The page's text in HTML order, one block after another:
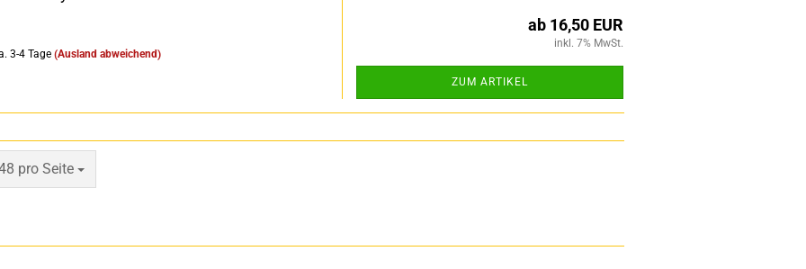
3-4 Tage (Ausland abweichend)
ab 16,50 EUR
inkl. 7% MwSt.
ZUM ARTIKEL
pro Seite
Seite